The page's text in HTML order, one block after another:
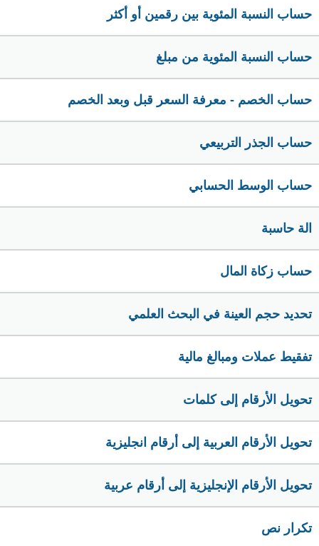
حساب النسبة المئوية بين رقمين أو أكثر
حساب النسبة المئوية من مبلغ
حساب الخصم - معرفة السعر قبل وبعد الخصم
حساب الجذر التربيعي
حساب الوسط الحسابي
الة حاسبة
حساب زكاة المال
تحديد حجم العينة في البحث العلمي
تفقيط عملات ومبالغ مالية
تحويل الأرقام إلى كلمات
تحويل الأرقام العربية إلى أرقام انجليزية
تحويل الأرقام الإنجليزية إلى أرقام عربية
تكرار نص